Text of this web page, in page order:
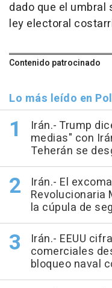
dado que el umbral
ley electoral
Contenido patrocinado
Lo más leído en
Irán.- Trump
medias" con
Teherán se
Irán.- El
Revolucionaria
la cúpula de
Irán.- EEUU
comerciales
bloqueo naval